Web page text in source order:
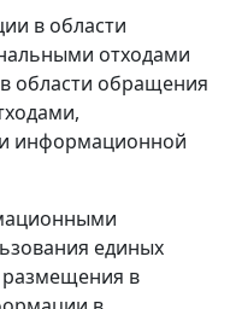
в области
отходами
области обращения
информационной
единых
размещения в